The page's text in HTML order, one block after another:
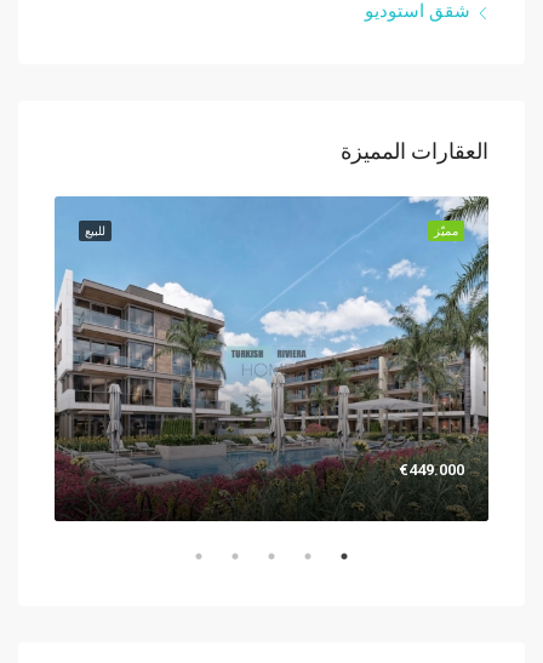
شقق استوديو
العقارات المميزة
للبيع مميّز
€449.000